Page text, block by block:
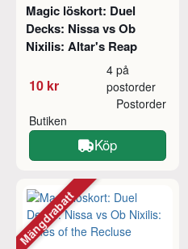
Magic löskort: Duel
Decks: Nissa vs Ob
Nixilis: Altar's Reap
10 kr
4 på
postorder
Butiken
Postorder
Köp
Mängdrabatt